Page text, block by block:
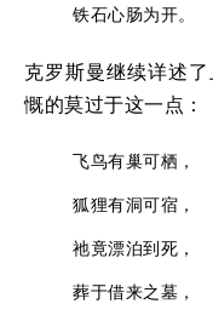
铁石心肠为开。
克罗斯曼继续详述
慨的莫过于这一点：
飞鸟有巢可栖，
狐狸有洞可宿，
祂竟漂泊到死，
葬于借来之墓，